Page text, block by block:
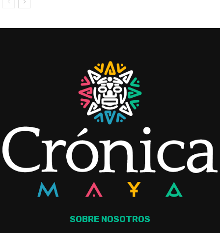
SOBRE NOSOTROS